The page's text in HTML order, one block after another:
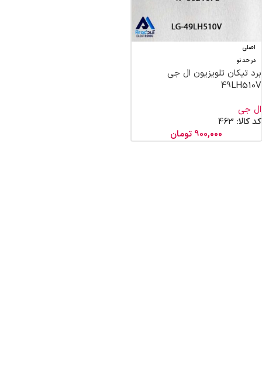
اصلی
در حد نو
برد تیکان تلویزیون ال جی
49LH510V
ال جی
کد کالا: 463
900,000 تومان